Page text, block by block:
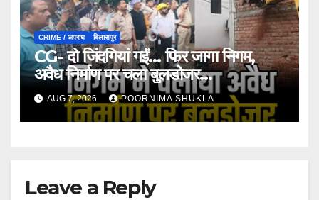
CRIME / अपराध बिलासपुर
CG- दो जिंदगियां गईं… फिर जागा निगम,
अवैध निर्माण पर चला बुलडोजर…
AUG 7, 2026 POORNIMA SHUKLA
Leave a Reply